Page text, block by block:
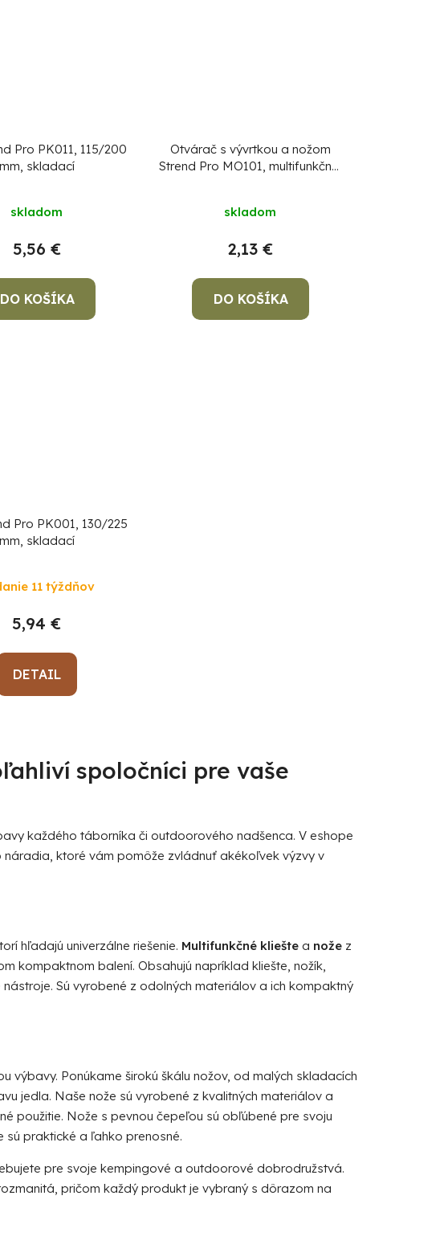
Pro PK011, 115/200
mm, skladací
skladom
5,56 €
DO KOŠÍKA
Otvárač s vývrtkou a nožom
Strend Pro MO101, multifunkčný,
skladom
2,13 €
DO KOŠÍKA
Pro PK001, 130/225
mm, skladací
11 týždňov
5,94 €
DETAIL
v
l
a
c
i
k
y
v
u
spoločníci pre vaše
každého táborníka či outdoorového nadšenca. V eshope
ktoré vám pomôže zvládnuť akékoľvek výzvy v
hľadajú univerzálne riešenie. Multifunkčné kliešte a nože z
kompaktnom balení. Obsahujú napríklad kliešte, nožík,
Sú vyrobené z odolných materiálov a ich kompaktný
výbavy. Ponúkame širokú škálu nožov, od malých skladacích
jedla. Naše nože sú vyrobené z kvalitných materiálov a
použitie. Nože s pevnou čepeľou sú obľúbené pre svoju
praktické a ľahko prenosné.
pre svoje kempingové a outdoorové dobrodružstvá.
pričom každý produkt je vybraný s dôrazom na